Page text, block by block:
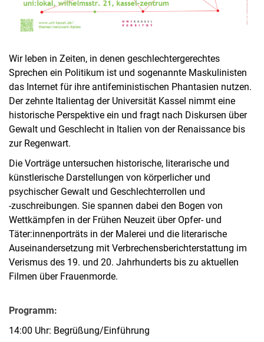
Wir leben in Zeiten, in denen geschlechtergerechtes
Sprechen ein Politikum ist und sogenannte Maskulinisten
das Internet für ihre antifeministischen Phantasien nutzen.
Der zehnte Italientag der Universität Kassel nimmt eine
historische Perspektive ein und fragt nach Diskursen über
Gewalt und Geschlecht in Italien von der Renaissance bis
zur Regenwart.
Die Vorträge untersuchen historische, literarische und
künstlerische Darstellungen von körperlicher und
psychischer Gewalt und Geschlechterrollen und
‑zuschreibungen. Sie spannen dabei den Bogen von
Wettkämpfen in der Frühen Neuzeit über Opfer- und
Täter:innenporträts in der Malerei und die literarische
Auseinandersetzung mit Verbrechensberichterstattung im
Verismus des 19. und 20. Jahrhunderts bis zu aktuellen
Filmen über Frauenmorde.
Programm:
14:00 Uhr: Begrüßung/Einführung